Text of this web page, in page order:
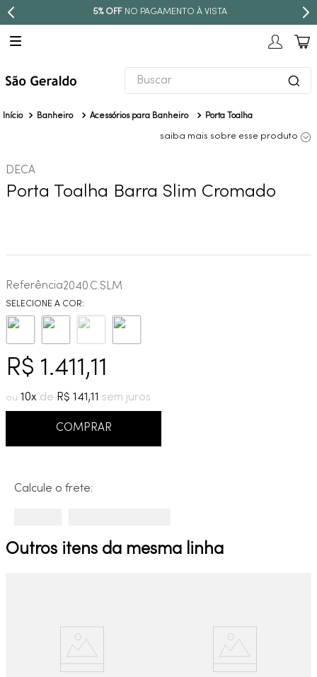
5% OFF NO PAGAMENTO À VISTA
Buscar
Banheiro Acessórios para Banheiro Porta Toalha
saiba mais sobre esse produto
DECA
Porta Toalha Barra Slim Cromado
Referência2040.C.SLM
R$ 1.411,11
10 R$ 141,11
COMPRAR
Calcule o frete:
Outros itens da mesma linha
TERMOS MAIS BUSCADOS
torneira
6º
black matte
7º
perola
8º
deca you
cobre escovado
10